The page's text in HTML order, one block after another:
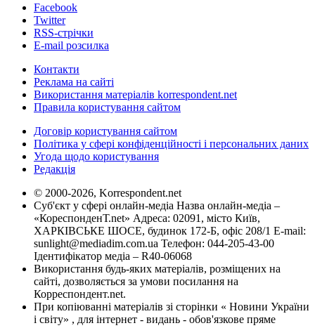
Facebook
Twitter
RSS-стрічки
E-mail розсилка
Контакти
Реклама на сайті
Використання матеріалів korrespondent.net
Правила користування сайтом
Договір користування сайтом
Політика у сфері конфіденційності і персональних даних
Угода щодо користування
Редакція
© 2000-2026, Korrespondent.net
Суб'єкт у сфері онлайн-медіа Назва онлайн-медіа –
«КореспонденТ.net» Адреса: 02091, місто Київ,
ХАРКІВСЬКЕ ШОСЕ, будинок 172-Б, офіс 208/1 E-mail:
sunlight@mediadim.com.ua Телефон: 044-205-43-00
Ідентифікатор медіа – R40-06068
Використання будь-яких матеріалів, розміщених на
сайті, дозволяється за умови посилання на
Корреспондент.net.
При копіюванні матеріалів зі сторінки « Новини України
і світу» , для інтернет - видань - обов'язкове пряме